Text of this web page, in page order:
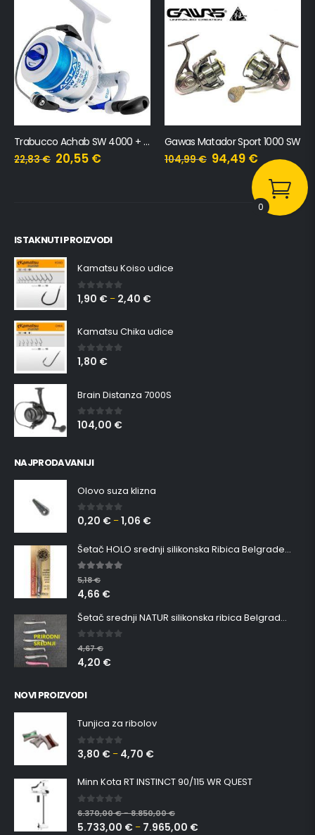
Gawas Matador Sport 1000 SW
104,99 € 94,49
ATC Virtuous SW 4000
218,99€ 197,09€
ISTAKNUTI PROIZVODI
Kamatsu Koiso udice
0 out of 5
1,90 € – 2,40 €
Kamatsu Chika udice
0 out of 5
1,80 €
Brain Distanza 7000S
0out of 5
104,00 €
NAJPRODAVANIJI
Olovo suza klizna
0 out of 5
0,20 € –1,06 €
Šetač HOLO srednji silikonska Ribica Belgrade Walker
5.00out of 5
5,18€
4,66 €
Šetač srednji NATUR silikonska ribica Belgrade Walker
0 out of 5
4,67€
4,20 €
NOVI PROIZVODI
Tunjica za ribolov
0 out of 5
3,80 € – 4,70 €
Minn Kota RT INSTINCT 90/115 WR QUEST
0 out of 5
6.370,00€–8.850,00€
5.733,00 € – 7.965,00 €
0